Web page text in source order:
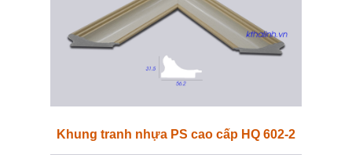
Khung tranh nhựa PS cao cấp HQ 602-2